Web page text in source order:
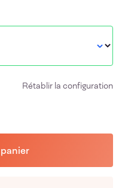
Rétablir la configuration